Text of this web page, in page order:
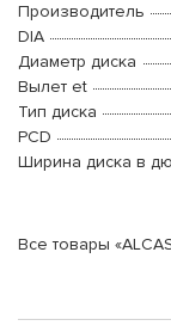
Производитель
DIA
Диаметр диска
Вылет et
Тип диска
PCD
Ширина диска в
Все товары